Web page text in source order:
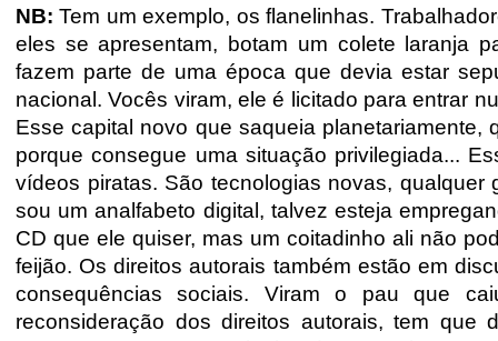
NB:Tem um exemplo, os flanelinhas.
eles se apresentam, botam um colete laranja
fazem parte de uma época que devia estar
nacional. Vocês viram, ele é licitado para entrar
Esse capital novo que saqueia planetariamente,
porque consegue uma situação privilegiada...
vídeos piratas. São tecnologias novas,
sou um analfabeto digital, talvez esteja
CD que ele quiser, mas um coitadinho ali não
feijão. Os direitos autorais também estão em
consequências sociais. Viram o pau que
reconsideração dos direitos autorais, tem que